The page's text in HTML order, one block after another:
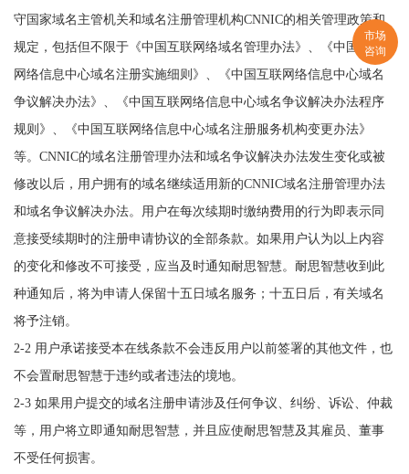
守国家域名主管机关和域名注册管理机构CNNIC的相关管理政策和
规定，包括但不限于《中国互联网络域名管理办法》、《中国互联
网络信息中心域名注册实施细则》、《中国互联网络信息中心域名
争议解决办法》、《中国互联网络信息中心域名争议解决办法程序
规则》、《中国互联网络信息中心域名注册服务机构变更办法》
等。CNNIC的域名注册管理办法和域名争议解决办法发生变化或被
修改以后，用户拥有的域名继续适用新的CNNIC域名注册管理办法
和域名争议解决办法。用户在每次续期时缴纳费用的行为即表示同
意接受续期时的注册申请协议的全部条款。如果用户认为以上内容
的变化和修改不可接受，应当及时通知耐思智慧。耐思智慧收到此
种通知后，将为申请人保留十五日域名服务；十五日后，有关域名
将予注销。
2-2 用户承诺接受本在线条款不会违反用户以前签署的其他文件，也
不会置耐思智慧于违约或者违法的境地。
2-3 如果用户提交的域名注册申请涉及任何争议、纠纷、诉讼、仲裁
等，用户将立即通知耐思智慧，并且应使耐思智慧及其雇员、董事
不受任何损害。
市场
咨询